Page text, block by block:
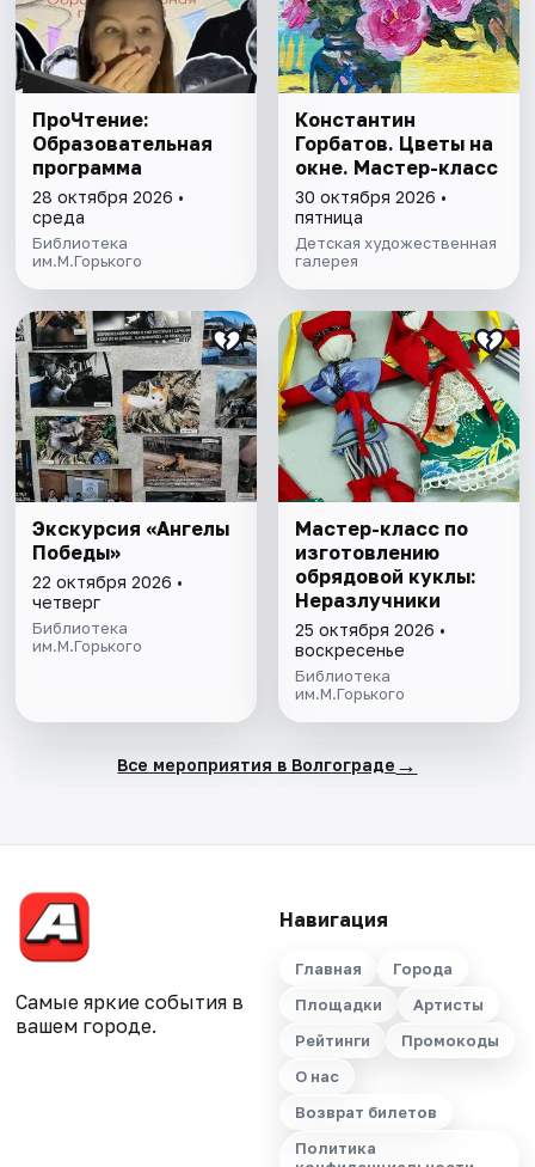
ПроЧтение:
Образовательная
программа
28 октября 2026 •
среда
Библиотека
им.М.Горького
Константин
Горбатов. Цветы на
окне. Мастер-класс
30 октября 2026 •
пятница
Детская художественная
галерея
Экскурсия «Ангелы
Победы»
22 октября 2026 •
четверг
Библиотека
им.М.Горького
Мастер-класс по
изготовлению
обрядовой куклы:
Неразлучники
25 октября 2026 •
воскресенье
Библиотека
им.М.Горького
Все мероприятия в Волгограде →
Самые яркие события в
вашем городе.
Навигация
Главная
Города
Площадки
Артисты
Рейтинги
Промокоды
О нас
Возврат билетов
Политика